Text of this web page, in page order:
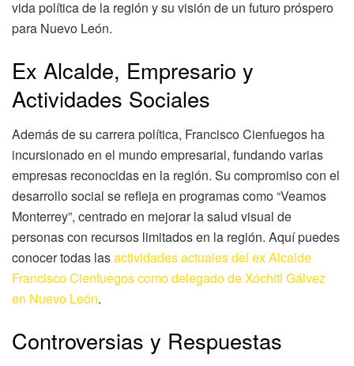
vida política de la región y su visión de un futuro próspero
para Nuevo León.
Ex Alcalde, Empresario y
Actividades Sociales
Además de su carrera política, Francisco Cienfuegos ha
incursionado en el mundo empresarial, fundando varias
empresas reconocidas en la región. Su compromiso con el
desarrollo social se refleja en programas como “Veamos
Monterrey”, centrado en mejorar la salud visual de
personas con recursos limitados en la región. Aquí puedes
conocer todas lasactividades actuales del ex Alcalde
Francisco Cienfuegos como delegado de Xóchitl Gálvez
en Nuevo León.
Controversias y Respuestas